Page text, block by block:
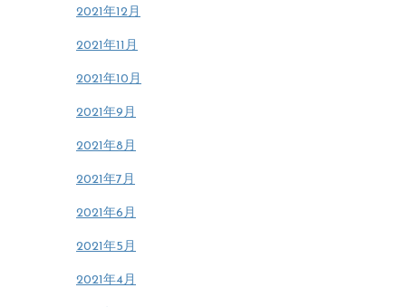
2021年12月
2021年11月
2021年10月
2021年9月
2021年8月
2021年7月
2021年6月
2021年5月
2021年4月